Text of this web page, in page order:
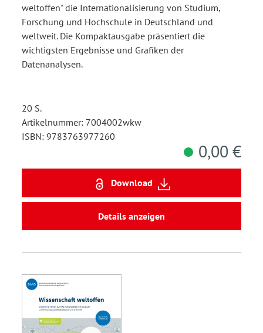
weltoffen" die Internationalisierung von Studium,
Forschung und Hochschule in Deutschland und
weltweit. Die Kompaktausgabe präsentiert die
wichtigsten Ergebnisse und Grafiken der
Datenanalysen.
20 S.
Artikelnummer: 7004002wkw
ISBN: 9783763977260
0,00 €
Download
Details anzeigen